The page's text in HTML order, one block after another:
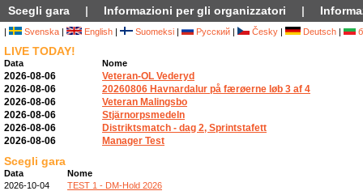
Scegli gara | Informazioni per gli organizzatori |
| Svenska | English | Suomeksi | Русский | Česky | Deutsch |
LIVE TODAY!
Data Nome
2026-08-06
Veteran-OL Vederyd
2026-08-06
20260806 Havnardalur på færøerne løb 3 af 4
2026-08-06
Veteran Malingsbo
2026-08-06
Stjärnorpsmedeln
2026-08-06
Distriktsmatch - dag 2, Sprintstafett
2026-08-06
Manager Test
Scegli gara
Data
Nome
2026-10-04
TEST 1 - DM-Hold 2026